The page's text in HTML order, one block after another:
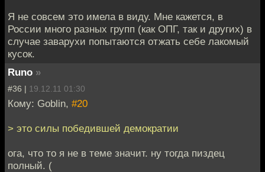
Я не совсем это имела в виду. Мне кажется, в
России много разных групп (как ОПГ, так и других) в
случае заварухи попытаются отжать себе лакомый
кусок.
Runo »
#36 | 19.12.11 01:30
Кому: Goblin, #20
> это силы победившей демократии
ога, что то я не в теме значит. ну тогда пиздец
полный. (